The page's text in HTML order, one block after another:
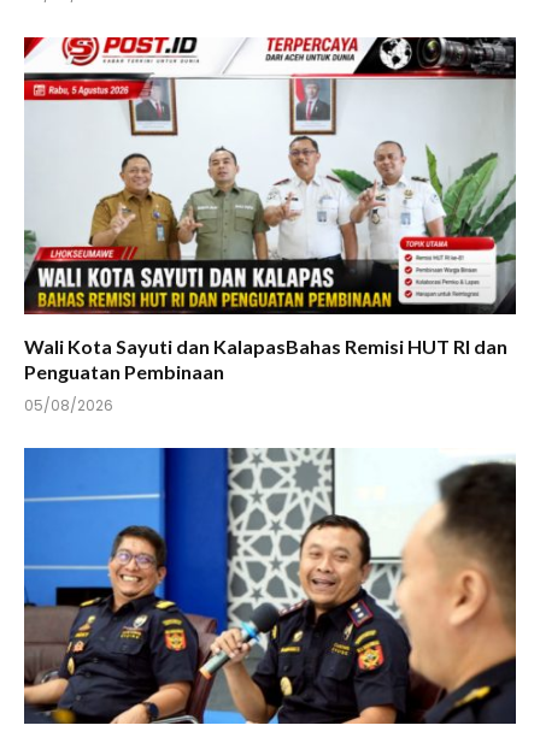
Wali Kota Sayuti dan KalapasBahas Remisi HUT RI dan
Penguatan Pembinaan
05/08/2026